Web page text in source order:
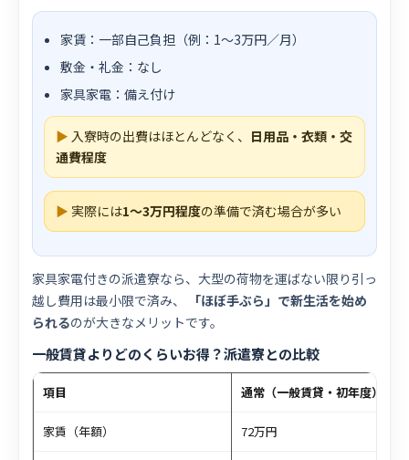
家賃：一部自己負担（例：1〜3万円／月）
敷金・礼金：なし
家具家電：備え付け
▶ 入寮時の出費はほとんどなく、 日用品・衣類・交
通費程度
▶ 実際には1〜3万円程度の準備で済む場合が多い
家具家電付きの派遣寮なら、大型の荷物を運ばない限り引っ
越し費用は最小限で済み、
「ほぼ手ぶら」で新生活を始め
られるのが大きなメリットです。
一般賃貸よりどのくらいお得？派遣寮との比較
項目 通常（一般賃貸・初年度）
家賃（年額） 72万円